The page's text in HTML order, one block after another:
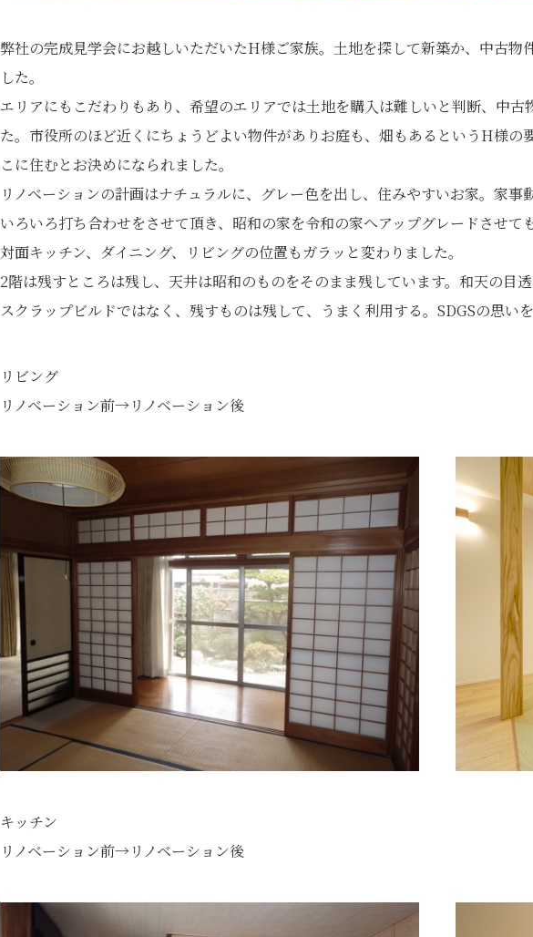
弊社の完成見学会にお越しいただいたH様ご家族。土地を探して新築か、中古物
した。
エリアにもこだわりもあり、希望のエリアでは土地を購入は難しいと判断、中
た。市役所のほど近くにちょうどよい物件がありお庭も、畑もあるというH様の
こに住むとお決めになられました。
リノベーションの計画はナチュラルに、グレー色を出し、住みやすいお家。家事
いろいろ打ち合わせをさせて頂き、昭和の家を令和の家へアップグレードさせて
対面キッチン、ダイニング、リビングの位置もガラッと変わりました。
2階は残すところは残し、天井は昭和のものをそのまま残しています。和天の目
スクラップビルドではなく、残すものは残して、うまく利用する。SDGSの思い
リビング
リノベーション前→リノベーション後
キッチン
リノベーション前→リノベーション後